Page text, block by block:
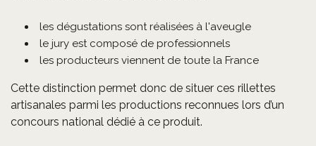
les dégustations sont réalisées à l'aveugle
le jury est composé de professionnels
les producteurs viennent de toute la France
Cette distinction permet donc de situer ces rillettes
artisanales parmi les productions reconnues lors d’un
concours national dédié à ce produit.